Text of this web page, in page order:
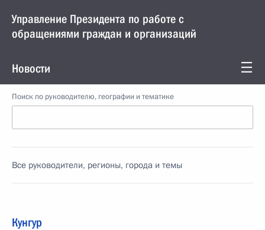
Управление Президента по работе с
обращениями граждан и организаций
Новости
Поиск по руководителю, географии и тематике
Все руководители, регионы, города и темы
Кунгур